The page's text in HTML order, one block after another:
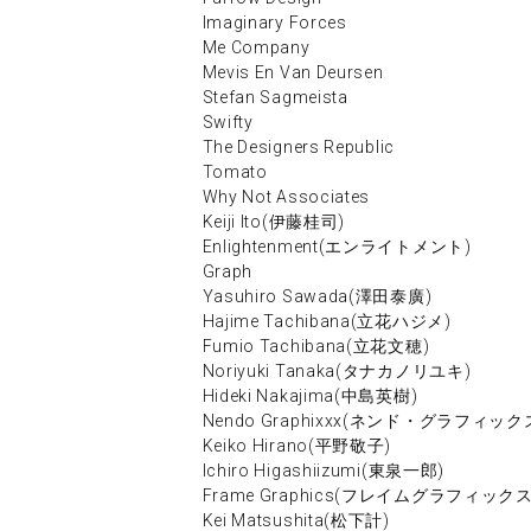
Imaginary Forces
Me Company
Mevis En Van Deursen
Stefan Sagmeista
Swifty
The Designers Republic
Tomato
Why Not Associates
Keiji Ito(伊藤桂司)
Enlightenment(エンライトメント)
Graph
Yasuhiro Sawada(澤田泰廣)
Hajime Tachibana(立花ハジメ)
Fumio Tachibana(立花文穂)
Noriyuki Tanaka(タナカノリユキ)
Hideki Nakajima(中島英樹)
Nendo Graphixxx(ネンド・グラフィック
Keiko Hirano(平野敬子)
Ichiro Higashiizumi(東泉一郎)
Frame Graphics(フレイムグラフィック
Kei Matsushita(松下計)